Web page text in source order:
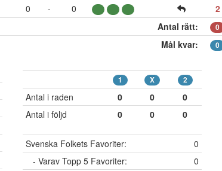
0 - 0 2
Antal rätt:
0
Mål kvar: 0
1 X 2
Antal i raden 0 0
0
Antal i följd
0 0 0
Svenska Folkets Favoriter:
0
- Varav Topp 5 Favoriter:
0